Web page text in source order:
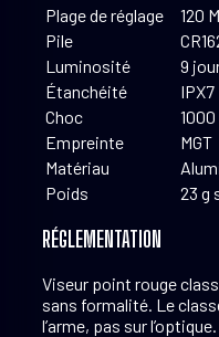
Plage de réglage
120
Pile
Luminosité
9
Étanchéité
IPX7
Choc
1000
Empreinte
MGT
Matériau
Poids
23 g
RÉGLEMENTATION
Viseur point rouge
sans formalité. Le
l’arme, pas sur l’optique.